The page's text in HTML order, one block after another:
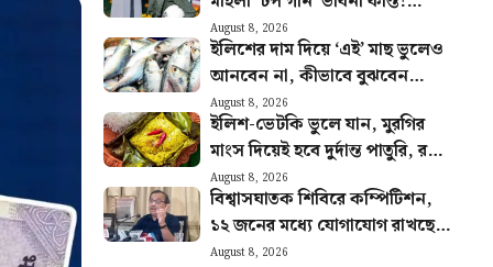
যুদ্ধকৌশলে নতুন মাইলফলক
বায়ুসেনার
August 8, 2026
ইলিশের দাম দিয়ে ‘এই’ মাছ ভুলেও
আনবেন না, কীভাবে বুঝবেন
ফারাক?
August 8, 2026
ইলিশ-ভেটকি ভুলে যান, মুরগির
মাংস দিয়েই হবে দুর্দান্ত পাতুরি, রইল
রেসিপি
August 8, 2026
বিশ্বাসঘাতক শিবিরে কম্পিটিশন,
১২ জনের মধ্যে যোগাযোগ রাখছে ৭
জন, বিস্ফোরক দাবি কুণালের
August 8, 2026